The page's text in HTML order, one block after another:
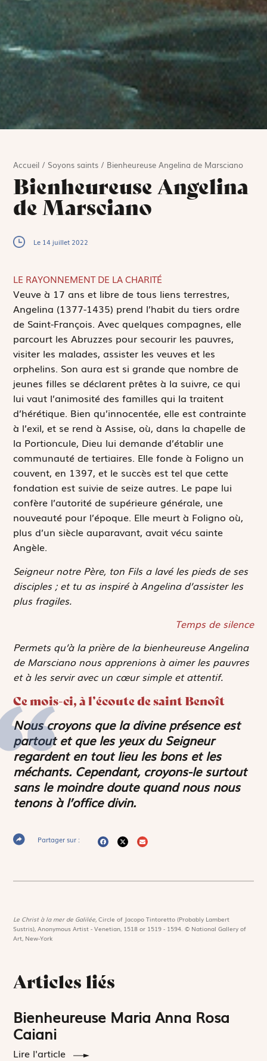
Accueil / Soyons saints / Bienheureuse Angelina de Marsciano
Bienheureuse Angelina
de Marsciano
Le 14 juillet 2022
LE RAYONNEMENT DE LA CHARITÉ
Veuve à 17 ans et libre de tous liens terrestres,
Angelina (1377-1435) prend l’habit du tiers ordre
de Saint-François. Avec quelques compagnes, elle
parcourt les Abruzzes pour secourir les pauvres,
visiter les malades, assister les veuves et les
orphelins. Son aura est si grande que nombre de
jeunes filles se déclarent prêtes à la suivre, ce qui
lui vaut l’animosité des familles qui la traitent
d’hérétique. Bien qu’innocentée, elle est contrainte
à l’exil, et se rend à Assise, où, dans la chapelle de
la Portioncule, Dieu lui demande d’établir une
communauté de tertiaires. Elle fonde à Foligno un
couvent, en 1397, et le succès est tel que cette
fondation est suivie de seize autres. Le pape lui
confère l’autorité de supérieure générale, une
nouveauté pour l’époque. Elle meurt à Foligno où,
plus d’un siècle auparavant, avait vécu sainte
Angèle.
Seigneur notre Père, ton Fils a lavé les pieds de ses
disciples ; et tu as inspiré à Angelina d’assister les
plus fragiles.
Temps de silence
Permets qu’à la prière de la bienheureuse Angelina
de Marsciano nous apprenions à aimer les pauvres
et à les servir avec un cœur simple et attentif.
Ce mois-ci, à l’écoute de saint Benoît
Nous croyons que la divine présence est
partout et queles yeux du Seigneur
regardent en tout lieu les bons et les
méchants. Cependant, croyons-le surtout
sans le moindre doute quand nous nous
tenons à l’office divin.
Partager sur :
Le Christ à la mer de Galilée,Circle of Jacopo Tintoretto (Probably Lambert
Sustris), Anonymous Artist - Venetian, 1518 or 1519 - 1594. © National Gallery of
Art, New-York
Articles liés
Bienheureuse Maria Anna Rosa
Caiani
Lire l'article